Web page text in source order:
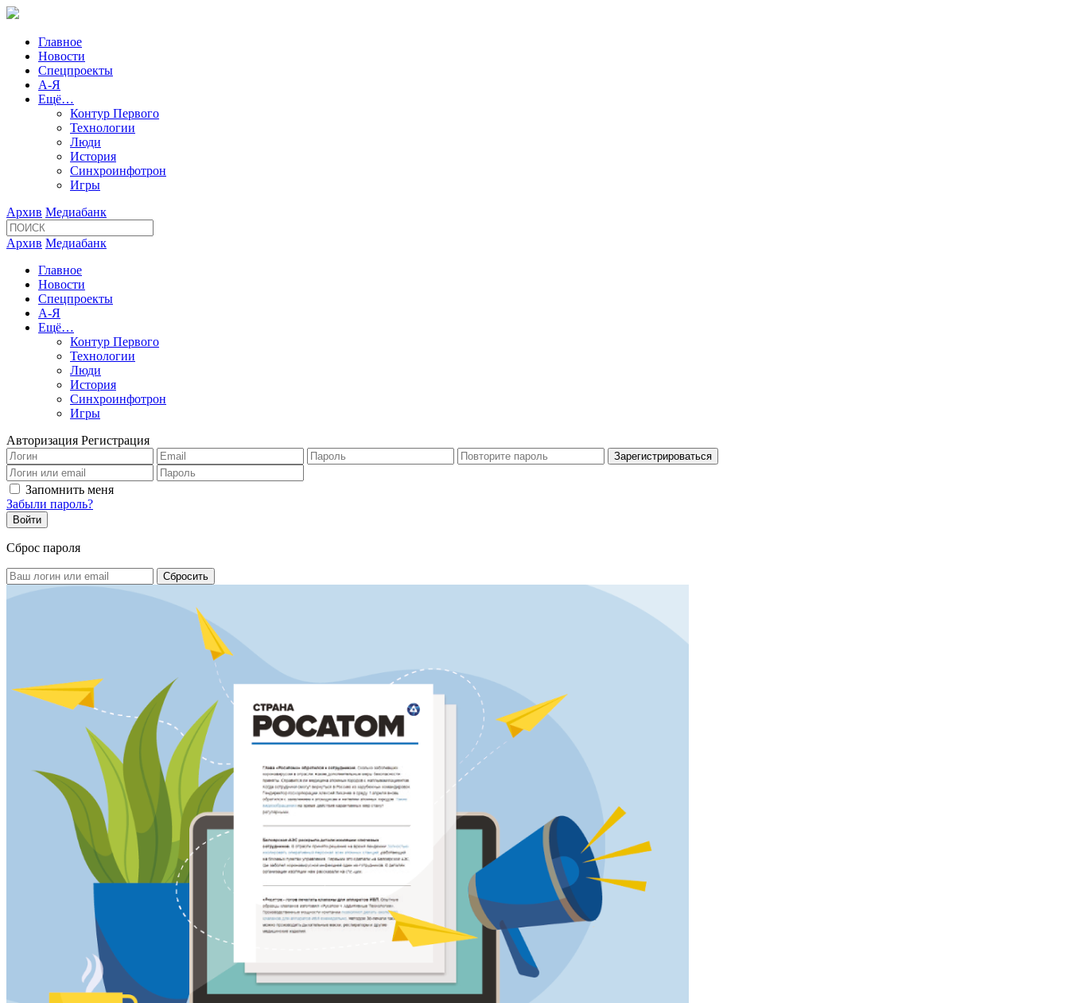
Главное
Новости
Спецпроекты
А-Я
Ещё…
Контур Первого
Технологии
Люди
История
Синхроинфотрон
Игры
Архив Медиабанк
Архив Медиабанк
Главное
Новости
Спецпроекты
А-Я
Ещё…
Контур Первого
Технологии
Люди
История
Синхроинфотрон
Игры
Авторизация Регистрация
Запомнить меня
Забыли пароль?
Сброс пароля